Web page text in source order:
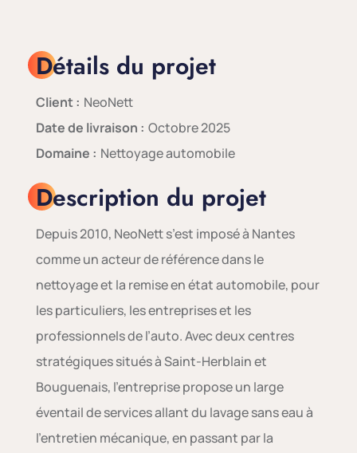
Détails du projet
Client : NeoNett
Date de livraison : Octobre 2025
Domaine : Nettoyage automobile
Description du projet
Depuis 2010, NeoNett s’est imposé à Nantes
comme un acteur de référence dans le
nettoyage et la remise en état automobile, pour
les particuliers, les entreprises et les
professionnels de l’auto. Avec deux centres
stratégiques situés à Saint-Herblain et
Bouguenais, l’entreprise propose un large
éventail de services allant du lavage sans eau à
l’entretien mécanique, en passant par la